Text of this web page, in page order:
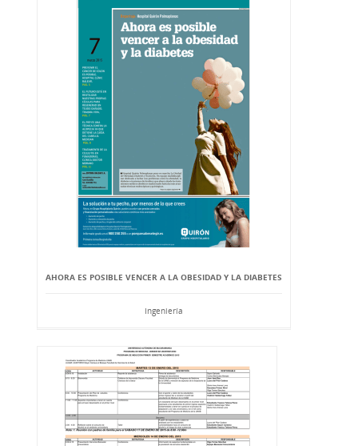
AHORA ES POSIBLE VENCER A LA OBESIDAD Y LA DIABETES
Ingeniería